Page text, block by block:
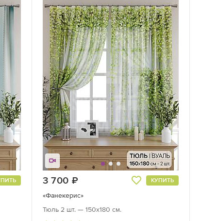
3 700 КУПИТЬ
«Фанекерис»
Тюль 2 шт. — 150х180 см.